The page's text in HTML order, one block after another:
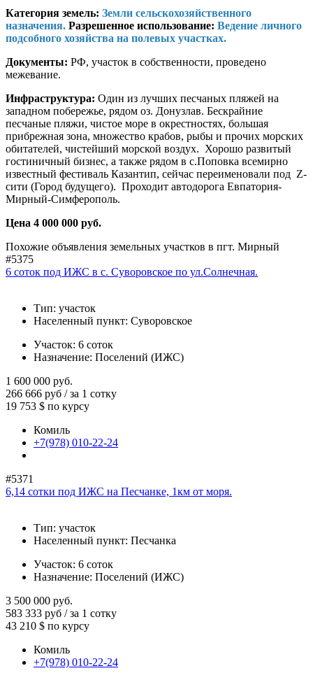
Категория земель: Земли сельскохозяйственного
назначения. Разрешенное использование: Ведение личного
подсобного хозяйства на полевых участках.
Документы: РФ, участок в собственности, проведено
межевание.
Инфраструктура: Один из лучших песчаных пляжей на
западном побережье, рядом оз. Донузлав. Бескрайние
песчаные пляжи, чистое море в окрестностях, большая
прибрежная зона, множество крабов, рыбы и прочих морских
обитателей, чистейший морской воздух. Хорошо развитый
гостиничный бизнес, а также рядом в с.Поповка всемирно
известный фестиваль Казантип, сейчас переименовали под Z-
сити (Город будущего). Проходит автодорога Евпатория-
Мирный-Симферополь.
Цена 4 000 000 руб.
Похожие объявления земельных участков в пгт. Мирный
#5375
6 соток под ИЖС в с. Суворовское по ул.Солнечная.
Тип: участок
Населенный пункт: Суворовское
Участок: 6 соток
Назначение: Поселений (ИЖС)
1 600 000 руб.
266 666 руб / за 1 сотку
19 753 $ по курсу
Комиль
+7(978) 010-22-24
#5371
6,14 сотки под ИЖС на Песчанке, 1км от моря.
Тип: участок
Населенный пункт: Песчанка
Участок: 6 соток
Назначение: Поселений (ИЖС)
3 500 000 руб.
583 333 руб / за 1 сотку
43 210 $ по курсу
Комиль
+7(978) 010-22-24